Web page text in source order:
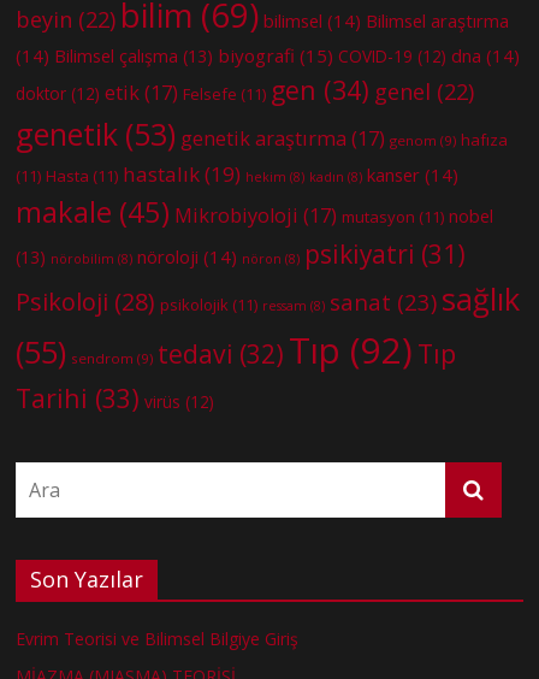
beyin (22) bilim (69) bilimsel (14) Bilimsel araştırma
(14) Bilimsel çalışma (13) biyografi (15) COVID-19 (12) dna (14)
doktor (12) etik(17) Felsefe (11) gen (34) genel (22)
genetik (53) genetik araştırma (17) genom (9) hafıza
(11) Hasta (11) hastalık(19) hekim (8) kadın (8) kanser (14)
makale (45) Mikrobiyoloji (17) mutasyon (11) nobel
(13) nörobilim (8) nöroloji (14) nöron (8) psikiyatri (31)
Psikoloji (28) psikolojik (11) ressam (8) sanat (23) sağlık
(55) sendrom (9) tedavi (32) Tıp (92) Tıp
Tarihi (33) virüs (12)
Son Yazılar
Evrim Teorisi ve Bilimsel Bilgiye Giriş